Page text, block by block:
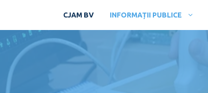
CJAM BV INFORMAȚII PUBLICE